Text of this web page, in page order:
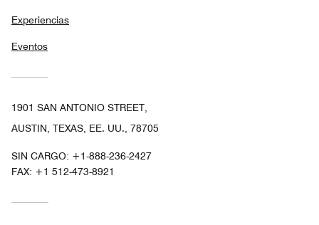
Experiencias
Eventos
1901 SAN ANTONIO STREET,
AUSTIN, TEXAS, EE. UU., 78705
SIN CARGO: +1-888-236-2427
FAX: +1 512-473-8921